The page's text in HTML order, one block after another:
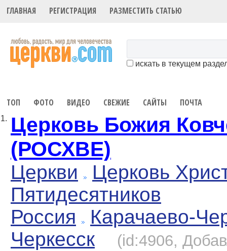
ГЛАВНАЯ РЕГИСТРАЦИЯ РАЗМЕСТИТЬ СТАТЬЮ
искать в текущем
ТОП ФОТО ВИДЕО СВЕЖИЕ САЙТЫ ПОЧТА
1. Церковь Божия
(РОСХВЕ)
Церкви
Церковь
Пятидесятников
Россия
Карачаево-
Черкесск
(id:4906,